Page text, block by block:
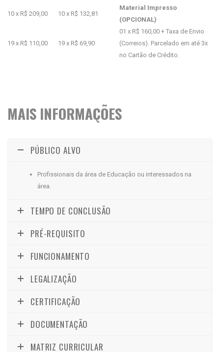
10 x R$ 209,00 10 x R$ 132,81
Material Impresso
(OPCIONAL)
19 x R$ 110,00 19 x R$ 69,90
01 x R$ 160,00 + Taxa de Envio
(Correios). Parcelado em até 3x
no Cartão de Crédito.
MAIS INFORMAÇÕES
PÚBLICO ALVO
Profissionais da área de Educação ou interessados na
área.
TEMPO DE CONCLUSÃO
PRÉ-REQUISITO
FUNCIONAMENTO
LEGALIZAÇÃO
CERTIFICAÇÃO
DOCUMENTAÇÃO
MATRIZ CURRICULAR